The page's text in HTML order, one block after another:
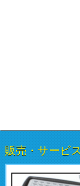
販売・サービ